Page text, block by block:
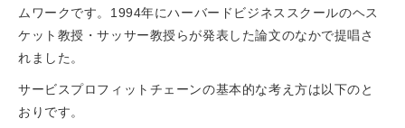
ムワークです。1994年にハーバードビジネススクールのヘス
ケット教授・サッサー教授らが発表した論文のなかで提唱さ
れました。
サービスプロフィットチェーンの基本的な考え方は以下のと
おりです。